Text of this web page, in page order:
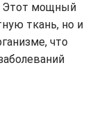
Этот мощный
ткань, но и
что